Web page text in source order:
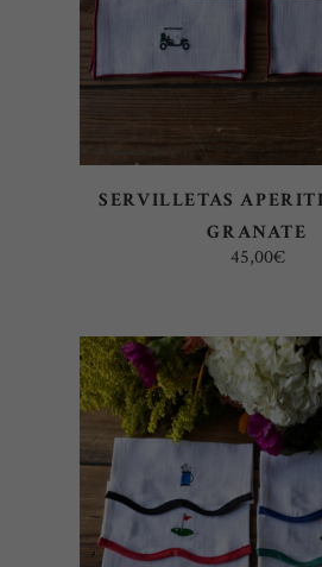
SERVILLETAS
GRANATE
45,00€